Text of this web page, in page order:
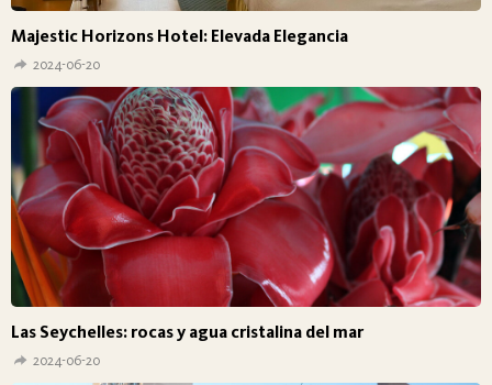
Majestic Horizons Hotel: Elevada Elegancia
2024-06-20
Las Seychelles: rocas y agua cristalina del mar
2024-06-20